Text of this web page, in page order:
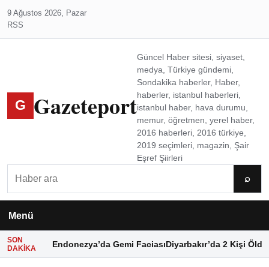
9 Ağustos 2026, Pazar
RSS
G Gazeteport
Güncel Haber sitesi, siyaset,
medya, Türkiye gündemi,
Sondakika haberler, Haber,
haberler, istanbul haberleri,
istanbul haber, hava durumu,
memur, öğretmen, yerel haber,
2016 haberleri, 2016 türkiye,
2019 seçimleri, magazin, Şair
Eşref Şiirleri
⌕
Menü
SON
DAKIKA
Endonezya’da Gemi FaciasıDiyarbakır’da 2 Kişi Öldü